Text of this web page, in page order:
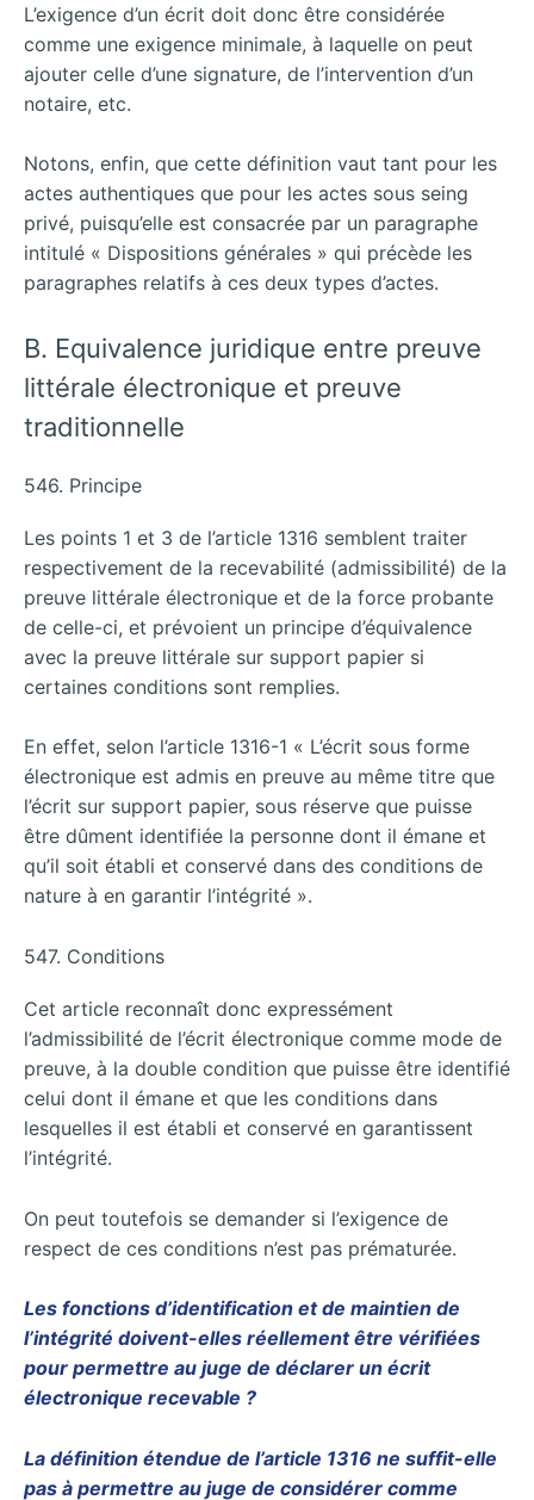
L’exigence d’un écrit doit donc être considérée
comme une exigence minimale, à laquelle on peut
ajouter celle d’une signature, de l’intervention d’un
notaire, etc.
Notons, enfin, que cette définition vaut tant pour les
actes authentiques que pour les actes sous seing
privé, puisqu’elle est consacrée par un paragraphe
intitulé « Dispositions générales » qui précède les
paragraphes relatifs à ces deux types d’actes.
B. Equivalence juridique entre preuve
littérale électronique et preuve
traditionnelle
546. Principe
Les points 1 et 3 de l’article 1316 semblent traiter
respectivement de la recevabilité (admissibilité) de la
preuve littérale électronique et de la force probante
de celle-ci, et prévoient un principe d’équivalence
avec la preuve littérale sur support papier si
certaines conditions sont remplies.
En effet, selon l’article 1316-1 « L’écrit sous forme
électronique est admis en preuve au même titre que
l’écrit sur support papier, sous réserve que puisse
être dûment identifiée la personne dont il émane et
qu’il soit établi et conservé dans des conditions de
nature à en garantir l’intégrité ».
547. Conditions
Cet article reconnaît donc expressément
l’admissibilité de l’écrit électronique comme mode de
preuve, à la double condition que puisse être identifié
celui dont il émane et que les conditions dans
lesquelles il est établi et conservé en garantissent
l’intégrité.
On peut toutefois se demander si l’exigence de
respect de ces conditions n’est pas prématurée.
Les fonctions d’identification et de maintien de
l’intégrité doivent-elles réellement être vérifiées
pour permettre au juge de déclarer un écrit
électronique recevable ?
La définition étendue de l’article 1316 ne suffit-elle
pas à permettre au juge de considérer comme